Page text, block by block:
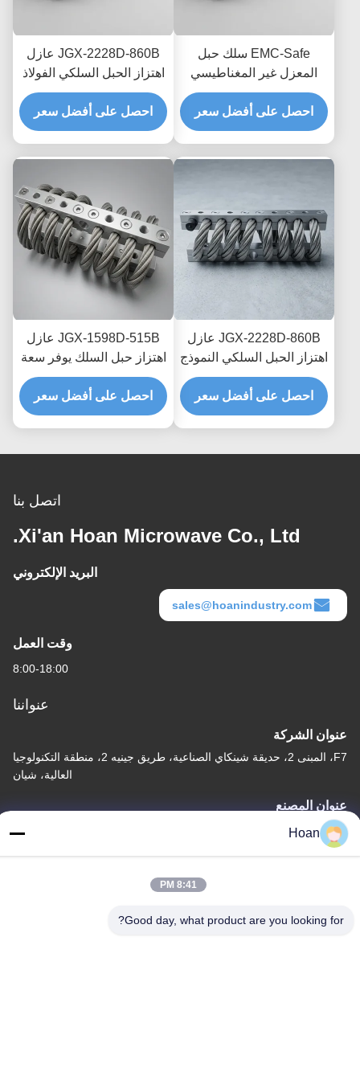
EMC-Safe سلك حبل
المعزل غير المغناطيسي
JGX-2228D-665B حامل
تبديد الصدمات العابر
للإلكترونيات الدقيقة
احصل على أفضل سعر
JGX-2228D-860B عازل
اهتزاز الحبل السلكي الفولاذ
المقاوم للصدأ حياة طويلة
الصناعية مستمع الصدمات
احصل على أفضل سعر
JGX-2228D-860B عازل
اهتزاز الحبل السلكي النموذج
السريع التجميع السريع
صمام الصدمة القابل
للتخصيص
احصل على أفضل سعر
JGX-1598D-515B عازل
اهتزاز حبل السلك يوفر سعة
تحميل قابلة للتطوير وعزل
الضوضاء المنقولة بالهيكل
احصل على أفضل سعر
اتصل بنا
Xi'an Hoan Microwave Co., Ltd.
البريد الإلكتروني
sales@hoanindustry.com
وقت العمل
8:00-18:00
عنواننا
عنوان الشركة
F7، المبنى 2، حديقة شينكاي الصناعية، طريق جينيه 2، منطقة التكنولوجيا
العالية، شيان
عنوان المصنع
Hoan
8:41 PM
Good day, what product are you looking for?